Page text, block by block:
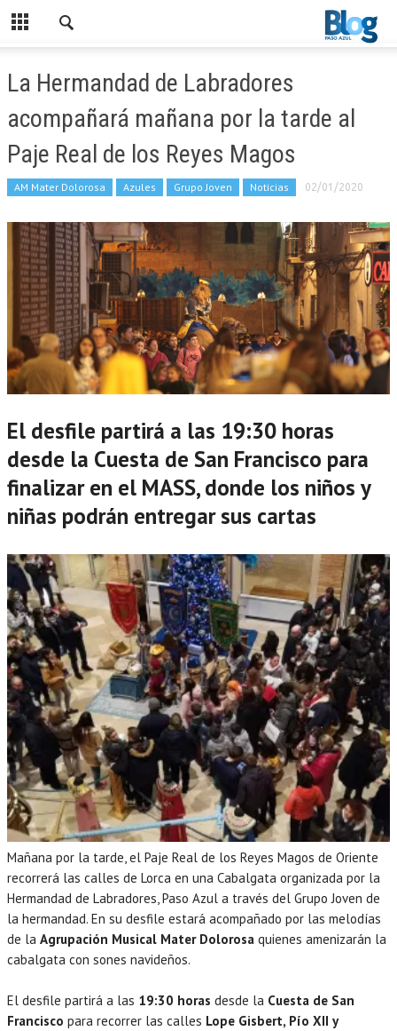
La Hermandad de Labradores
acompañará mañana por la tarde al
Paje Real de los Reyes Magos
AM Mater Dolorosa Azules Grupo Joven Noticias 02/01/2020
El desfile partirá a las 19:30 horas
desde la Cuesta de San Francisco para
finalizar en el MASS, donde los niños y
niñas podrán entregar sus cartas
Mañana por la tarde, el Paje Real de los Reyes Magos de Oriente
recorrerá las calles de Lorca en una Cabalgata organizada por la
Hermandad de Labradores, Paso Azul a través del Grupo Joven de
la hermandad. En su desfile estará acompañado por las melodías
de la Agrupación Musical Mater Dolorosa quienes amenizarán la
cabalgata con sones navideños.
El desfile partirá a las 19:30 horas desde la Cuesta de San
Francisco para recorrer las calles Lope Gisbert, Pío XII y